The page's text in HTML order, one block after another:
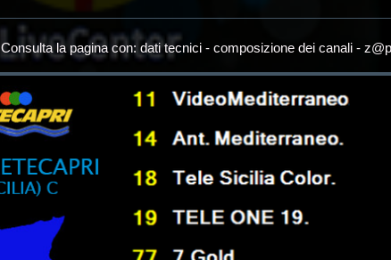
Consulta la pagina con: dati tecnici - composizione dei canali -